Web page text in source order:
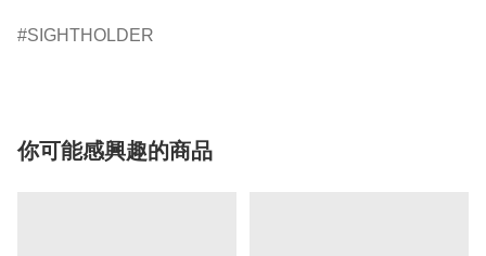
SIGHTHOLDER
你可能感興趣的商品